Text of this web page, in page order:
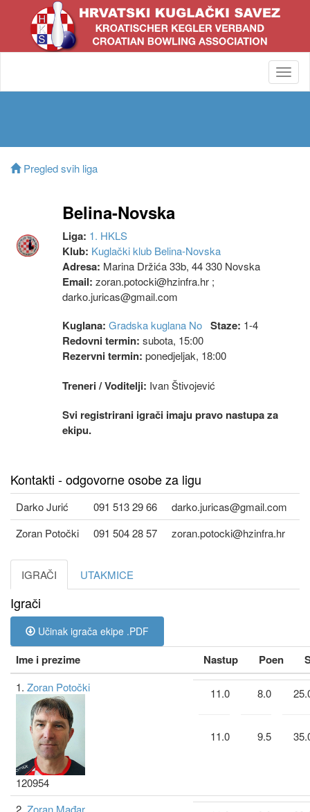
Pregled svih liga
Belina-Novska
Liga: 1. HKLS
Klub: Kuglački klub Belina-Novska
Adresa: Marina Držića 33b, 44 330 Novska
Email: zoran.potocki@hzinfra.hr ;
darko.juricas@gmail.com
Kuglana: Gradska kuglana No Staze: 1-4
Redovni termin: subota, 15:00
Rezervni termin: ponedjeljak, 18:00
Treneri / Voditelji: Ivan Štivojević
Svi registrirani igrači imaju pravo nastupa za
ekipu.
Kontakti - odgovorne osobe za ligu
Darko Jurić 091 513 29 66
darko.juricas@gmail.com
Zoran Potočki
091 504 28 57 zoran.potocki@hzinfra.hr
IGRAČI UTAKMICE
Igrači
Učinak igrača ekipe .PDF
Ime i prezime Nastup Poen
1. Zoran Potočki
120954
11.0
11.0
8.0
9.5
2. Zoran Mađar